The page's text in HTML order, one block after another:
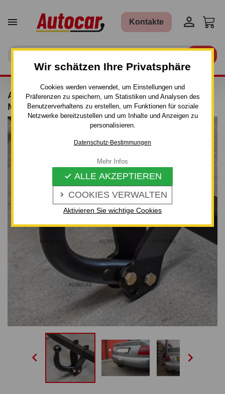
Wir schätzen Ihre Privatsphäre
Cookies werden verwendet, um Einstellungen und
Präferenzen zu speichern, um Statistiken und Analysen des
Benutzerverhaltens zu erstellen, um Funktionen für soziale
Netzwerke bereitzustellen und um Inhalte und Anzeigen zu
personalisieren.
Datenschutz-Bestimmungen
 COOKIES VERWALTEN
 ALLE AKZEPTIEREN
Aktivieren Sie wichtige Cookies
Mehr Infos
 Kontakte 
ANHÄNGERKUPPLUNG FÜR AUDI A4 -
MANUALL–AHK STARR
 